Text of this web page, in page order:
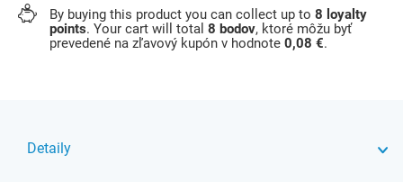
By buying this product you can collect up to 8 loyalty
points. Your cart will total 8 bodov, ktoré môžu byť
prevedené na zľavový kupón v hodnote 0,08 €.
Detaily